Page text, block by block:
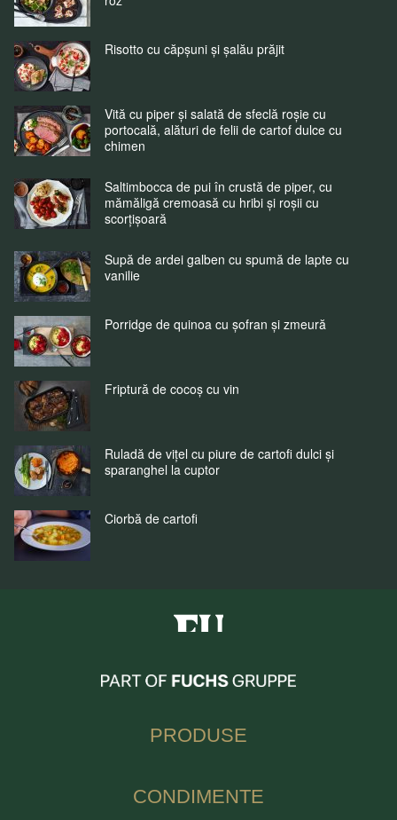
Risotto cu căpșuni și șalău prăjit
Vită cu piper și salată de sfeclă roșie cu
portocală, alături de felii de cartof dulce cu
chimen
Saltimbocca de pui în crustă de piper, cu
mămăligă cremoasă cu hribi și roșii cu
scorțișoară
Supă de ardei galben cu spumă de lapte cu
vanilie
Porridge de quinoa cu șofran și zmeură
Friptură de cocoș cu vin
Ruladă de vițel cu piure de cartofi dulci și
sparanghel la cuptor
Ciorbă de cartofi
PRODUSE
CONDIMENTE